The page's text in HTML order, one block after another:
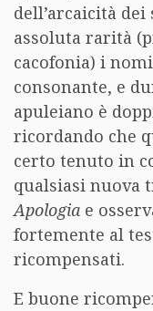
dell’arcaicità
assoluta rarità
cacofonia) i
consonante, e
apuleiano è
ricordando che
certo tenuto in
qualsiasi nuova
Apologia e
fortemente al
ricompensati.
E buone